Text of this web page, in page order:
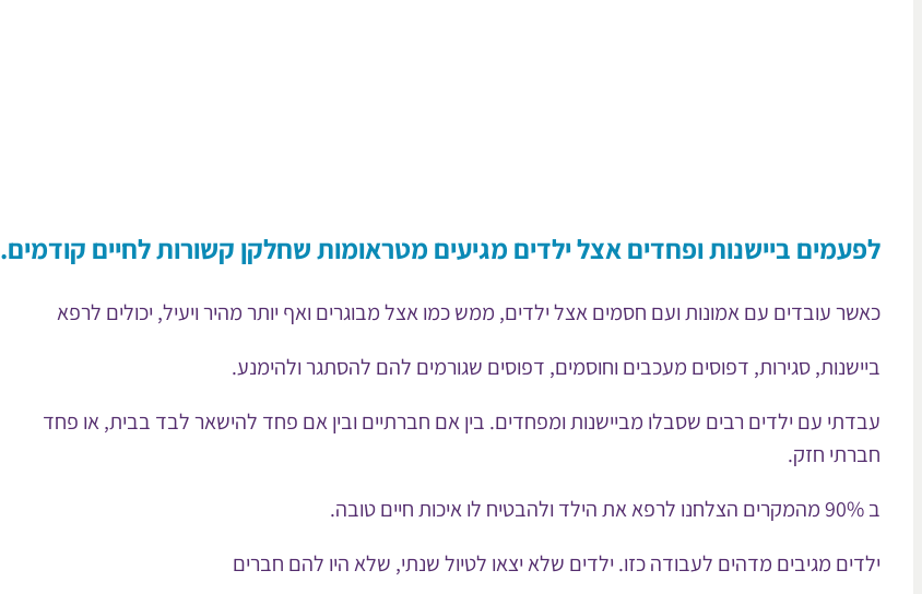
לפעמים ביישנות ופחדים אצל ילדים מגיעים מטראומות שחלקן קשורות לחיים קודמים.
כאשר עובדים עם אמונות ועם חסמים אצל ילדים, ממש כמו אצל מבוגרים ואף יותר מהיר ויעיל, יכולים לרפא
ביישנות, סגירות, דפוסים מעכבים וחוסמים, דפוסים שגורמים להם להסתגר ולהימנע.
עבדתי עם ילדים רבים שסבלו מביישנות ומפחדים. בין אם חברתיים ובין אם פחד להישאר לבד בבית, או פחד
חברתי חזק.
ב 90% מהמקרים הצלחנו לרפא את הילד ולהבטיח לו איכות חיים טובה.
ילדים מגיבים מדהים לעבודה כזו. ילדים שלא יצאו לטיול שנתי, שלא היו להם חברים